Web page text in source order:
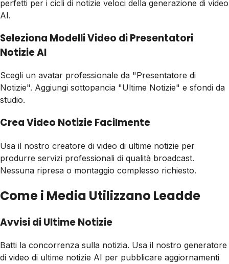
perfetti per i cicli di notizie veloci della generazione di video
AI.
Seleziona Modelli Video di Presentatori
Notizie AI
Scegli un avatar professionale da "Presentatore di
Notizie". Aggiungi sottopancia "Ultime Notizie" e sfondi da
studio.
Crea Video Notizie Facilmente
Usa il nostro creatore di video di ultime notizie per
produrre servizi professionali di qualità broadcast.
Nessuna ripresa o montaggio complesso richiesto.
Come i Media Utilizzano Leadde
Avvisi di Ultime Notizie
Batti la concorrenza sulla notizia. Usa il nostro generatore
di video di ultime notizie AI per pubblicare aggiornamenti